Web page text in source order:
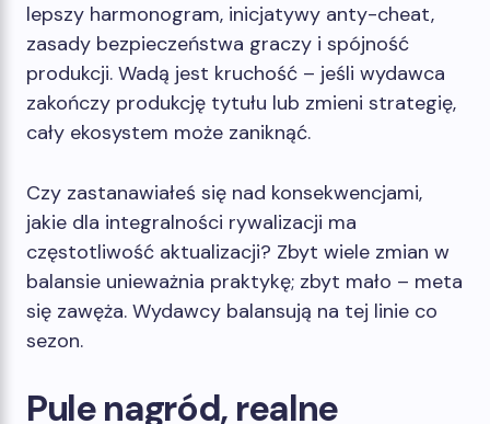
lepszy harmonogram, inicjatywy anty-cheat,
zasady bezpieczeństwa graczy i spójność
produkcji. Wadą jest kruchość – jeśli wydawca
zakończy produkcję tytułu lub zmieni strategię,
cały ekosystem może zaniknąć.
Czy zastanawiałeś się nad konsekwencjami,
jakie dla integralności rywalizacji ma
częstotliwość aktualizacji? Zbyt wiele zmian w
balansie unieważnia praktykę; zbyt mało – meta
się zawęża. Wydawcy balansują na tej linie co
sezon.
Pule nagród, realne